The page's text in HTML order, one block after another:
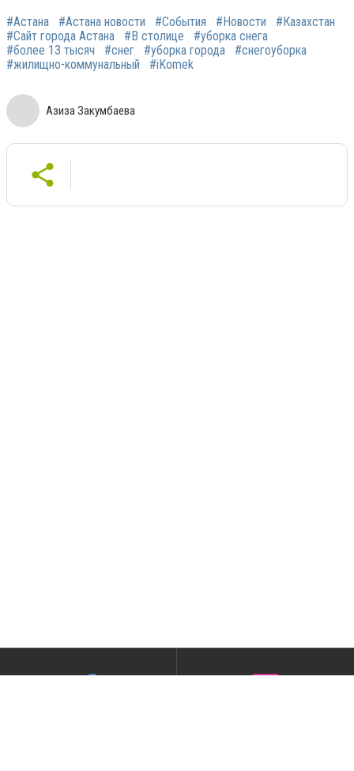
#Астана #Астана новости #События #Новости
#Казахстан
#Сайт города Астана
#В столице
#уборка снега
#более 13 тысяч
#снег #уборка города
#снегоуборка
#жилищно-коммунальный
#iKomek
Азиза Закумбаева